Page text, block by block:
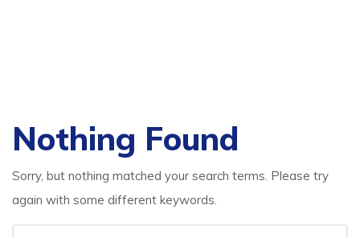
Nothing Found
Sorry, but nothing matched your search terms. Please try
again with some different keywords.